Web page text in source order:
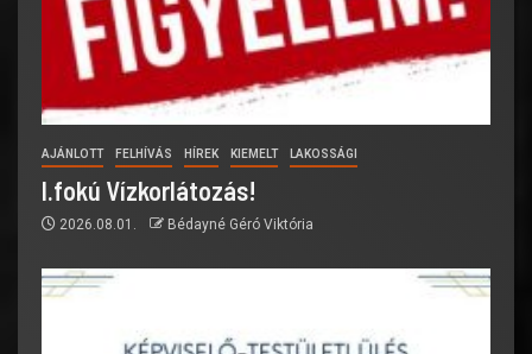
AJÁNLOTT FELHÍVÁS HÍREK KIEMELT LAKOSSÁGI
I.fokú Vízkorlátozás!
2026.08.01. Bédayné Géró Viktória